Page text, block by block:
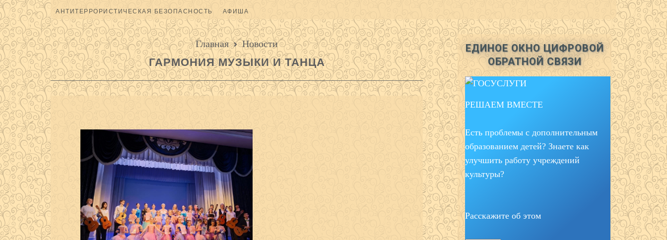
АНТИТЕРРОРИСТИЧЕСКАЯ БЕЗОПАСНОСТЬ АФИША
Главная Новости
ГАРМОНИЯ МУЗЫКИ И ТАНЦА
ЕДИНОЕ ОКНО ЦИФРОВОЙ
ОБРАТНОЙ СВЯЗИ
РЕШАЕМ ВМЕСТЕ
Есть проблемы с дополнительным
образованием детей? Знаете как
улучшить работу учреждений
культуры?
Расскажите об этом